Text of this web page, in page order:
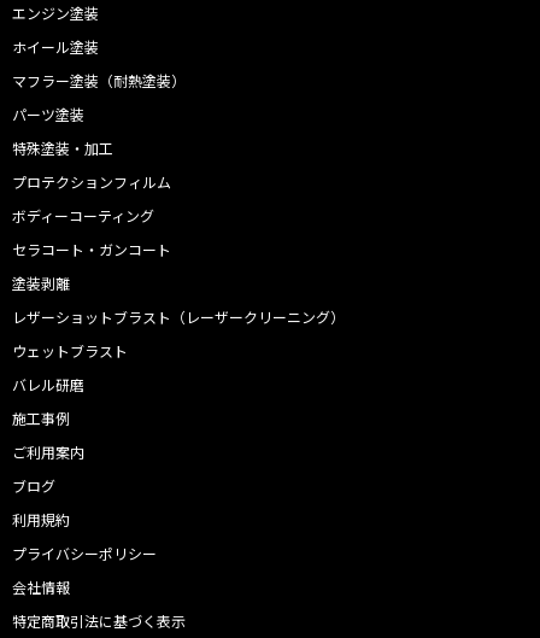
エンジン塗装
ホイール塗装
マフラー塗装（耐熱塗装）
パーツ塗装
特殊塗装・加工
プロテクションフィルム
ボディーコーティング
セラコート・ガンコート
塗装剥離
レザーショットブラスト（レーザークリーニング）
ウェットブラスト
バレル研磨
施工事例
ご利用案内
ブログ
利用規約
プライバシーポリシー
会社情報
特定商取引法に基づく表示